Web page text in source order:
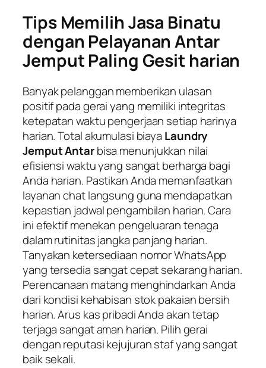
Tips Memilih Jasa Binatu
dengan Pelayanan Antar
Jemput Paling Gesit harian
Banyak pelanggan memberikan ulasan
positif pada gerai yang memiliki integritas
ketepatan waktu pengerjaan setiap harinya
harian. Total akumulasi biaya Laundry
Jemput Antarbisa menunjukkan nilai
efisiensi waktu yang sangat berharga bagi
Anda harian. Pastikan Anda memanfaatkan
layanan chat langsung guna mendapatkan
kepastian jadwal pengambilan harian. Cara
ini efektif menekan pengeluaran tenaga
dalam rutinitas jangka panjang harian.
Tanyakan ketersediaan nomor WhatsApp
yang tersedia sangat cepat sekarang harian.
Perencanaan matang menghindarkan Anda
dari kondisi kehabisan stok pakaian bersih
harian. Arus kas pribadi Anda akan tetap
terjaga sangat aman harian. Pilih gerai
dengan reputasi kejujuran staf yang sangat
baik sekali.